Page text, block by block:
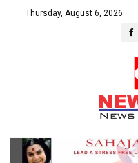
Thursday, August 6, 2026